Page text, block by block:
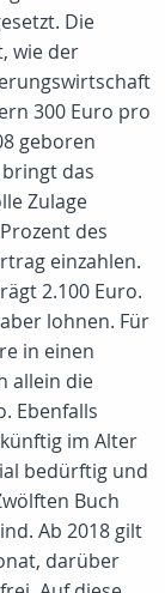
Die
wie der
300 Euro pro
geboren
das
Zulage
des
einzahlen.
2.100 Euro.
lohnen. Für
in einen
allein die
Ebenfalls
im Alter
bedürftig und
Buch
Ab 2018 gilt
darüber